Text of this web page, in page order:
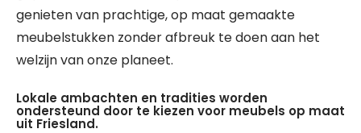
genieten van prachtige, op maat gemaakte
meubelstukken zonder afbreuk te doen aan het
welzijn van onze planeet.
Lokale ambachten en tradities worden
ondersteund door te kiezen voor meubels op maat
uit Friesland.